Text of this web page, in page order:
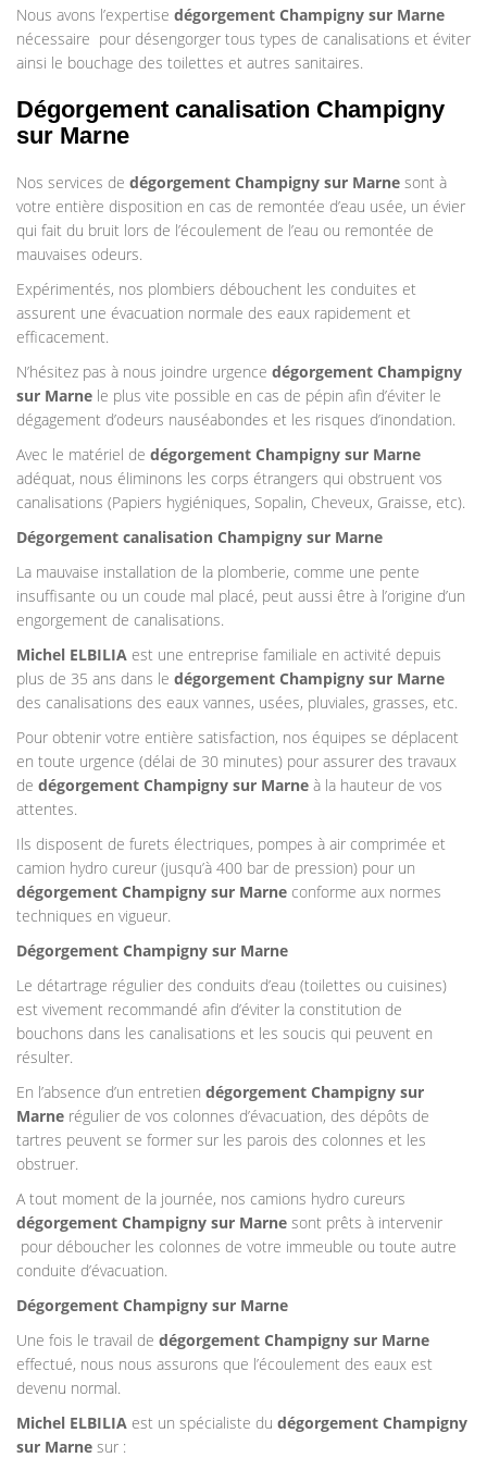
Nous avons l’expertise dégorgement Champigny sur Marne
nécessaire pour désengorger tous types de canalisations et éviter
ainsi le bouchage des toilettes et autres sanitaires.
Dégorgement canalisation Champigny
sur Marne
Nos services de dégorgement Champigny sur Marne sont à
votre entière disposition en cas de remontée d’eau usée, un évier
qui fait du bruit lors de l’écoulement de l’eau ou remontée de
mauvaises odeurs.
Expérimentés, nos plombiers débouchent les conduites et
assurent une évacuation normale des eaux rapidement et
efficacement.
N’hésitez pas à nous joindre urgence dégorgement Champigny
sur Marne le plus vite possible en cas de pépin afin d’éviter le
dégagement d’odeurs nauséabondes et les risques d’inondation.
Avec le matériel de dégorgement Champigny sur Marne
adéquat, nous éliminons les corps étrangers qui obstruent vos
canalisations (Papiers hygiéniques, Sopalin, Cheveux, Graisse, etc).
Dégorgement canalisation Champigny sur Marne
La mauvaise installation de la plomberie, comme une pente
insuffisante ou un coude mal placé, peut aussi être à l’origine d’un
engorgement de canalisations.
Michel ELBILIA est une entreprise familiale en activité depuis
plus de 35 ans dans le dégorgement Champigny sur Marne
des canalisations des eaux vannes, usées, pluviales, grasses, etc.
Pour obtenir votre entière satisfaction, nos équipes se déplacent
en toute urgence (délai de 30 minutes) pour assurer des travaux
de dégorgement Champigny sur Marne à la hauteur de vos
attentes.
Ils disposent de furets électriques, pompes à air comprimée et
camion hydro cureur (jusqu’à 400 bar de pression) pour un
dégorgement Champigny sur Marne conforme aux normes
techniques en vigueur.
Dégorgement Champigny sur Marne
Le détartrage régulier des conduits d’eau (toilettes ou cuisines)
est vivement recommandé afin d’éviter la constitution de
bouchons dans les canalisations et les soucis qui peuvent en
résulter.
En l’absence d’un entretien dégorgement Champigny sur
Marne régulier de vos colonnes d’évacuation, des dépôts de
tartres peuvent se former sur les parois des colonnes et les
obstruer.
A tout moment de la journée, nos camions hydro cureurs
dégorgement Champigny sur Marne sont prêts à intervenir
pour déboucher les colonnes de votre immeuble ou toute autre
conduite d’évacuation.
Dégorgement Champigny sur Marne
Une fois le travail de dégorgement Champigny sur Marne
effectué, nous nous assurons que l’écoulement des eaux est
devenu normal.
Michel ELBILIA est un spécialiste du dégorgement Champigny
sur Marne sur :